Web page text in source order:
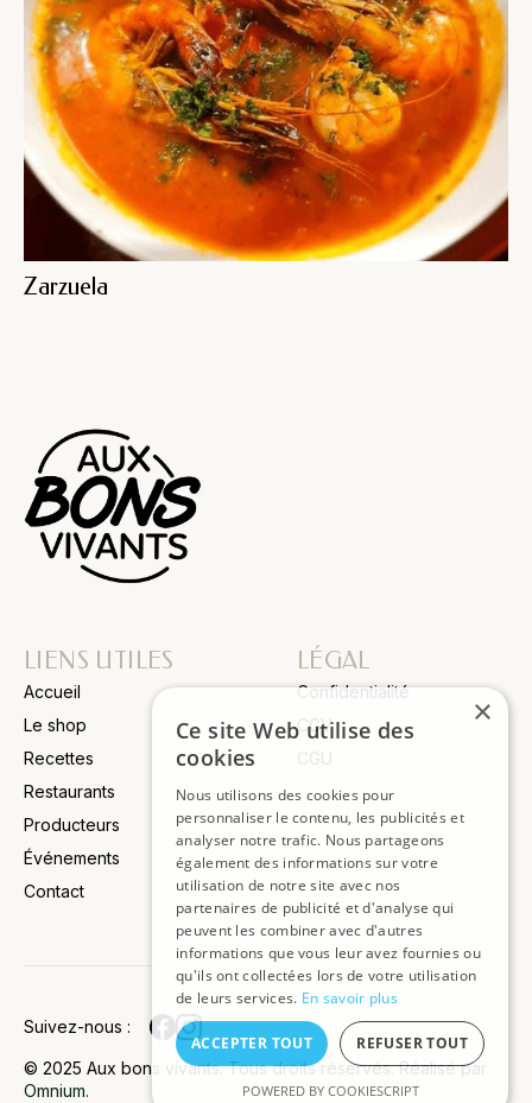
Zarzuela
LIENS UTILES
Accueil
Le shop
Recettes
Restaurants
Producteurs
Événements
Contact
LÉGAL
Confidentialité
CGV
CGU
© 2025 Aux bons vivants. Tous droits réservés. Réalisé par
Omnium.
Suivez-nous :
Soyez
informé
des
×
Ce site Web utilise des
cookies
Nous utilisons des cookies pour
personnaliser le contenu, les publicités et
analyser notre trafic. Nous partageons
également des informations sur votre
utilisation de notre site avec nos
partenaires de publicité et d'analyse qui
peuvent les combiner avec d'autres
informations que vous leur avez fournies ou
qu'ils ont collectées lors de votre utilisation
de leurs services. En savoir plus
ACCEPTER TOUT REFUSER TOUT
POWERED BY COOKIESCRIPT